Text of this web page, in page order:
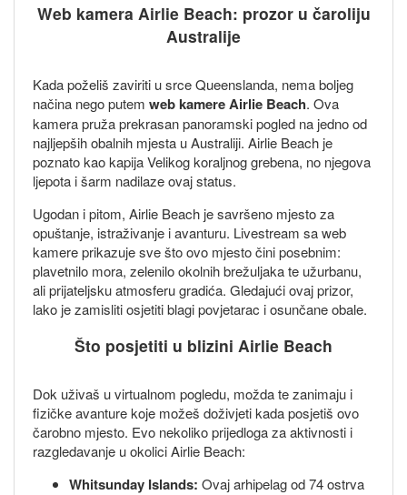
Web kamera Airlie Beach: prozor u čaroliju
Australije
Kada poželiš zaviriti u srce Queenslanda, nema boljeg
načina nego putem web kamere Airlie Beach. Ova
kamera pruža prekrasan panoramski pogled na jedno od
najljepših obalnih mjesta u Australiji. Airlie Beach je
poznato kao kapija Velikog koraljnog grebena, no njegova
ljepota i šarm nadilaze ovaj status.
Ugodan i pitom, Airlie Beach je savršeno mjesto za
opuštanje, istraživanje i avanturu. Livestream sa web
kamere prikazuje sve što ovo mjesto čini posebnim:
plavetnilo mora, zelenilo okolnih brežuljaka te užurbanu,
ali prijateljsku atmosferu gradića. Gledajući ovaj prizor,
lako je zamisliti osjetiti blagi povjetarac i osunčane obale.
Što posjetiti u blizini Airlie Beach
Dok uživaš u virtualnom pogledu, možda te zanimaju i
fizičke avanture koje možeš doživjeti kada posjetiš ovo
čarobno mjesto. Evo nekoliko prijedloga za aktivnosti i
razgledavanje u okolici Airlie Beach:
Whitsunday Islands: Ovaj arhipelag od 74 ostrva